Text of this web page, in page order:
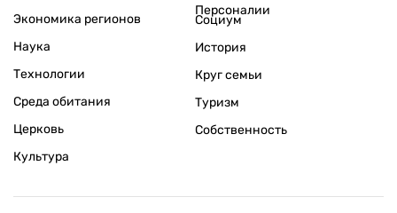
Экономика регионов
Персоналии
Наука
Технологии
Среда обитания
Церковь
Культура
Социум
История
Круг семьи
Туризм
Собственность